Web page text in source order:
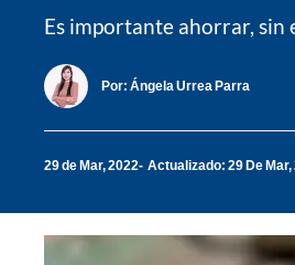
Es importante ahorrar, sin
Por: Ángela Urrea Parra
29 de Mar, 2022 Actualizado: 29 De Mar,